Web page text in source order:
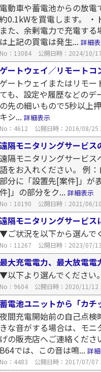
電動車や蓄電池からの放
約0.1kWを買電します。 ・
また、余剰電力で充電す
は上記の買電は発生... 詳細
No：13084 公開日時：2024/10/
ゲートウェイ／リモートコ
ゲートウェイまたはリモ
ても、設定や履歴などの
の先の細いもので5秒以上
キシ... 詳細表示
No：4612 公開日時：2016/08/25
遠隔モニタリングサービス
遠隔モニタリングサービ
語をお入れください。 例
部分に「設置先[案件]」が
件]」の部分をク... 詳細表示
No：10190 公開日時：2021/06/
遠隔モニタリングサービス
▼ご状況を以下から選んで
No：11267 公開日時：2023/07/
最大充電電力、最大放電電
▼以下より選んでください。
No：9604 公開日時：2020/11/12
蓄電池ユニットから「カチ
夜間充電開始前の自己点
きな音がする場合は、モ
げの販売店へご連絡くだ
B64では、この音は鳴... 詳
No：4483 公開日時：2017/07/07